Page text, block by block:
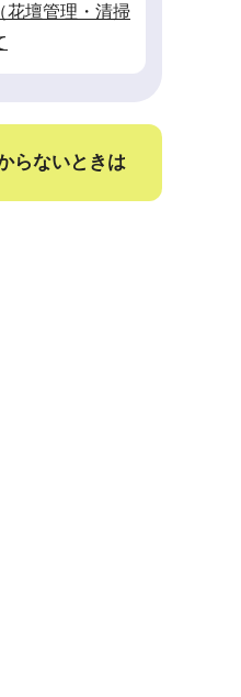
花壇管理・清掃
らないときは